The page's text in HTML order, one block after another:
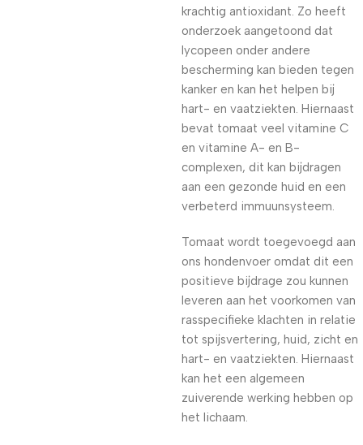
krachtig antioxidant. Zo heeft
onderzoek aangetoond dat
lycopeen onder andere
bescherming kan bieden tegen
kanker en kan het helpen bij
hart- en vaatziekten. Hiernaast
bevat tomaat veel vitamine C
en vitamine A- en B-
complexen, dit kan bijdragen
aan een gezonde huid en een
verbeterd immuunsysteem.
Tomaat wordt toegevoegd aan
ons hondenvoer omdat dit een
positieve bijdrage zou kunnen
leveren aan het voorkomen van
rasspecifieke klachten in relatie
tot spijsvertering, huid, zicht en
hart- en vaatziekten. Hiernaast
kan het een algemeen
zuiverende werking hebben op
het lichaam.